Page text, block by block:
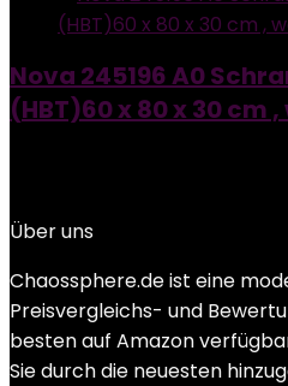
Nova 245196 A0
(HBT)60 x 80 x 30 cm
Über uns
Chaossphere.de ist eine
Preisvergleichs- und
besten auf Amazon
Sie durch die neuesten